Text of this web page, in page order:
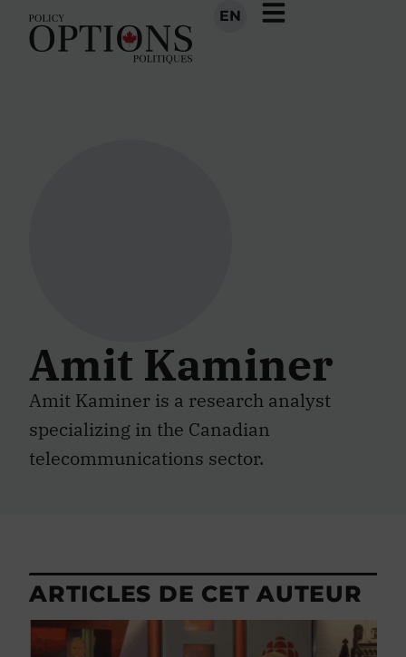
EN
Amit Kaminer
Amit Kaminer is a research analyst
specializing in the Canadian
telecommunications sector.
ARTICLES DE CET AUTEUR